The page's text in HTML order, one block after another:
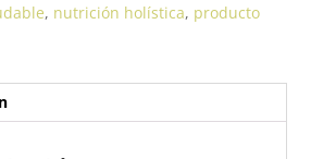
, nutrición holística, producto